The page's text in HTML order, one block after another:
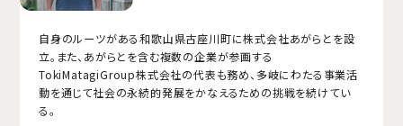
自身のルーツがある和歌山県古座川町に株式会社あがらとを設
立。また、あがらとを含む複数の企業が参画する
TokiMatagiGroup株式会社の代表も務め、多岐にわたる事業活
動を通じて社会の永続的発展をかなえるための挑戦を続けてい
る。